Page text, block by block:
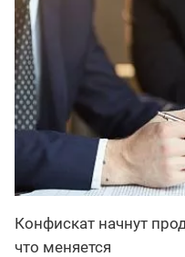
Конфискат начнут
что меняется